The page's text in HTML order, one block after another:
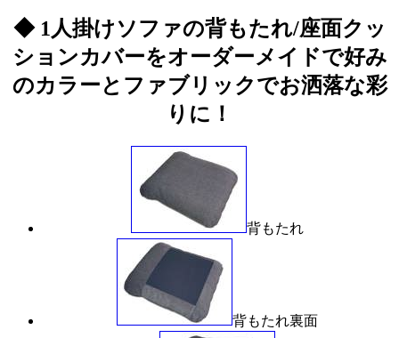
◆ 1人掛けソファの背もたれ/座面クッ
ションカバーをオーダーメイドで好み
のカラーとファブリックでお洒落な彩
りに！
背もたれ
背もたれ裏面